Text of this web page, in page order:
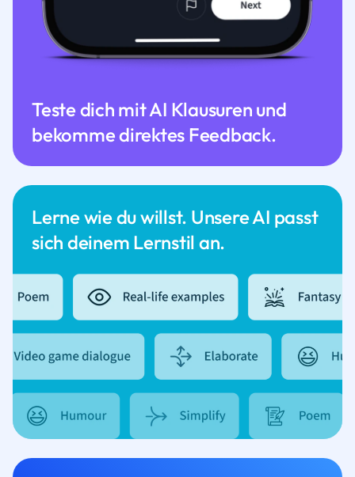
Lerne wie du willst. Unsere AI passt
sich deinem Lernstil an.
Teste dich mit AI Klausuren und
bekomme direktes Feedback.